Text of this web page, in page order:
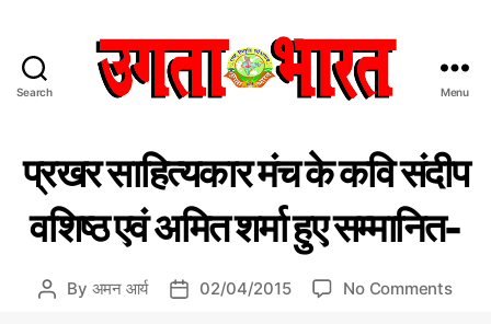
Search
ता
भा
त
हिं
दी
Menu
C
a
e
वि
प्रखर साहित्यकार मंच के कवि संदीप
वशिष्ठ एवं अमित शर्मा हुए सम्मानित-
P By अमन आर्य
P 02/04/2015 No Commentso